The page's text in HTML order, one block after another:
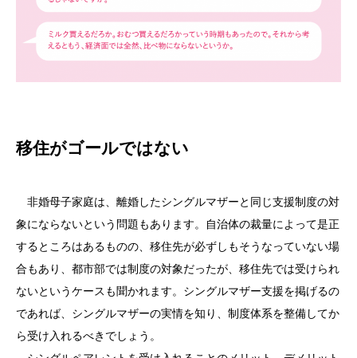
移住がゴールではない
非婚母子家庭は、離婚したシングルマザーと同じ支援制度の対
象にならないという問題もあります。自治体の裁量によって是正
するところはあるものの、移住先が必ずしもそうなっていない場
合もあり、都市部では制度の対象だったが、移住先では受けられ
ないというケースも聞かれます。シングルマザー支援を掲げるの
であれば、シングルマザーの実情を知り、制度体系を整備してか
ら受け入れるべきでしょう。